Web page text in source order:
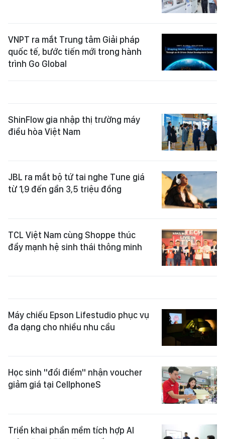
VNPT ra mắt Trung tâm Giải pháp
quốc tế, bước tiến mới trong hành
trình Go Global
ShinFlow gia nhập thị trường máy
điều hòa Việt Nam
JBL ra mắt bộ tứ tai nghe Tune giá
từ 1,9 đến gần 3,5 triệu đồng
TCL Việt Nam cùng Shoppe thúc
đẩy mạnh hệ sinh thái thông minh
Máy chiếu Epson Lifestudio phục vụ
đa dạng cho nhiều nhu cầu
Học sinh "đổi điểm" nhận voucher
giảm giá tại CellphoneS
Triển khai phần mềm tích hợp AI